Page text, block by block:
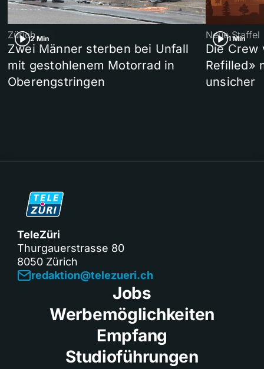
2 Min
Zürich
Zwei Männer sterben bei Unfall
mit gestohlenem Motorrad in
Oberengstringen
1 Min
Neue Staffel
Die Crew
Refilled»
unsicher
TeleZüri
Thurgauerstrasse 80
8050 Zürich
redaktion@telezueri.ch
Jobs
Werbemöglichkeiten
Empfang
Studioführungen